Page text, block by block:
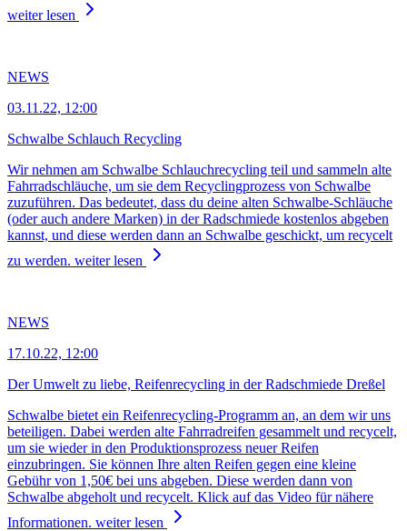
weiter lesen
NEWS
03.11.22, 12:00
Schwalbe Schlauch Recycling
Wir nehmen am Schwalbe Schlauchrecycling teil und sammeln alte
Fahrradschläuche, um sie dem Recyclingprozess von Schwalbe
zuzuführen. Das bedeutet, dass du deine alten Schwalbe-Schläuche
(oder auch andere Marken) in der Radschmiede kostenlos abgeben
kannst, und diese werden dann an Schwalbe geschickt, um recycelt
zu werden. weiter lesen
NEWS
17.10.22, 12:00
Der Umwelt zu liebe, Reifenrecycling in der Radschmiede Dreßel
Schwalbe bietet ein Reifenrecycling-Programm an, an dem wir uns
beteiligen. Dabei werden alte Fahrradreifen gesammelt und recycelt,
um sie wieder in den Produktionsprozess neuer Reifen
einzubringen. Sie können Ihre alten Reifen gegen eine kleine
Gebühr von 1,50€ bei uns abgeben. Diese werden dann von
Schwalbe abgeholt und recycelt. Klick auf das Video für nähere
Informationen. weiter lesen